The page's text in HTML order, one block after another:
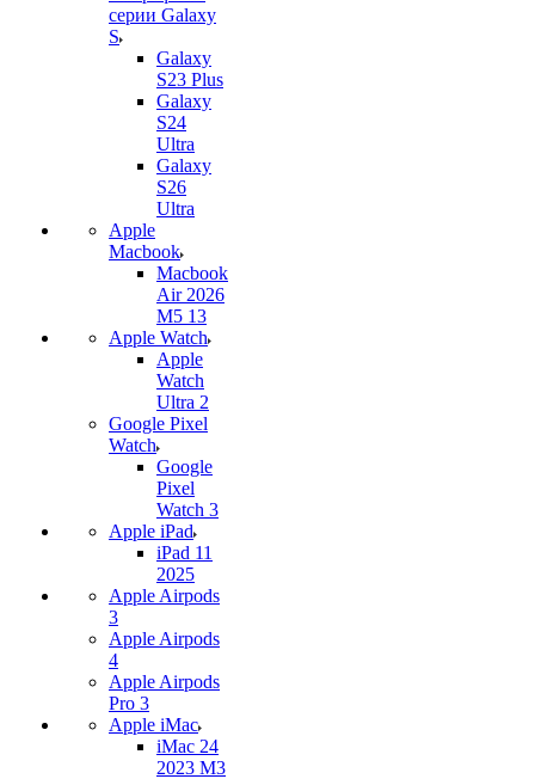
серии Galaxy
S
Galaxy
S23 Plus
Galaxy
S24
Ultra
Galaxy
S26
Ultra
Apple
Macbook
Macbook
Air 2026
M5 13
Apple Watch
Apple
Watch
Ultra 2
Google Pixel
Watch
Google
Pixel
Watch 3
Apple iPad
iPad 11
2025
Apple Airpods
3
Apple Airpods
4
Apple Airpods
Pro 3
Apple iMac
iMac 24
2023 M3